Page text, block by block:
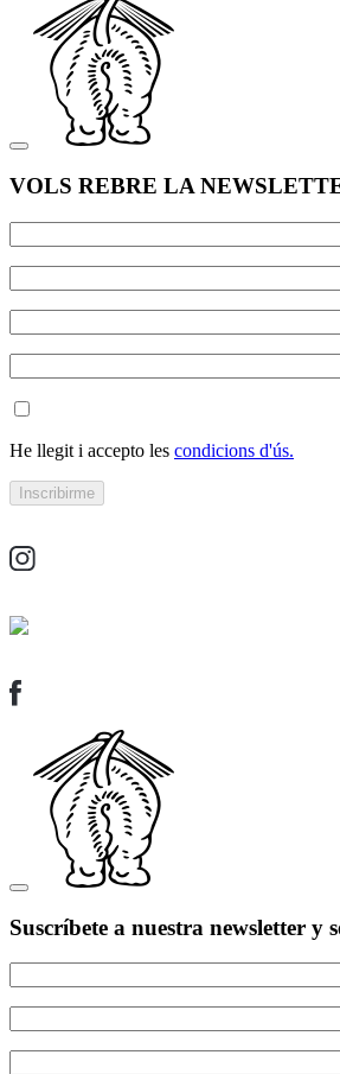
VOLS REBRE LA
He llegit i accepto les condicions d'ús.
Suscríbete a nuestra newsletter y